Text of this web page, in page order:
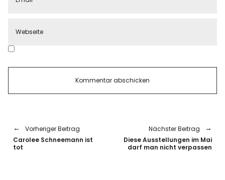
Vorheriger Beitrag
Carolee Schneemann ist
tot
Nächster Beitrag
Diese Ausstellungen im Mai
darf man nicht verpassen